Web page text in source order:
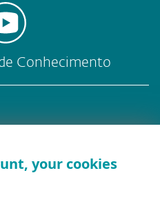
Conhecimento
your cookies